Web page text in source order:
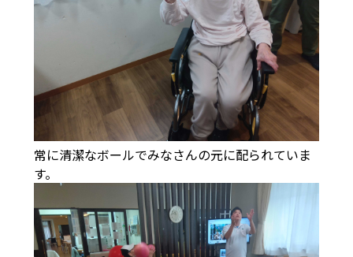
常に清潔なボールでみなさんの元に配られていま
す。